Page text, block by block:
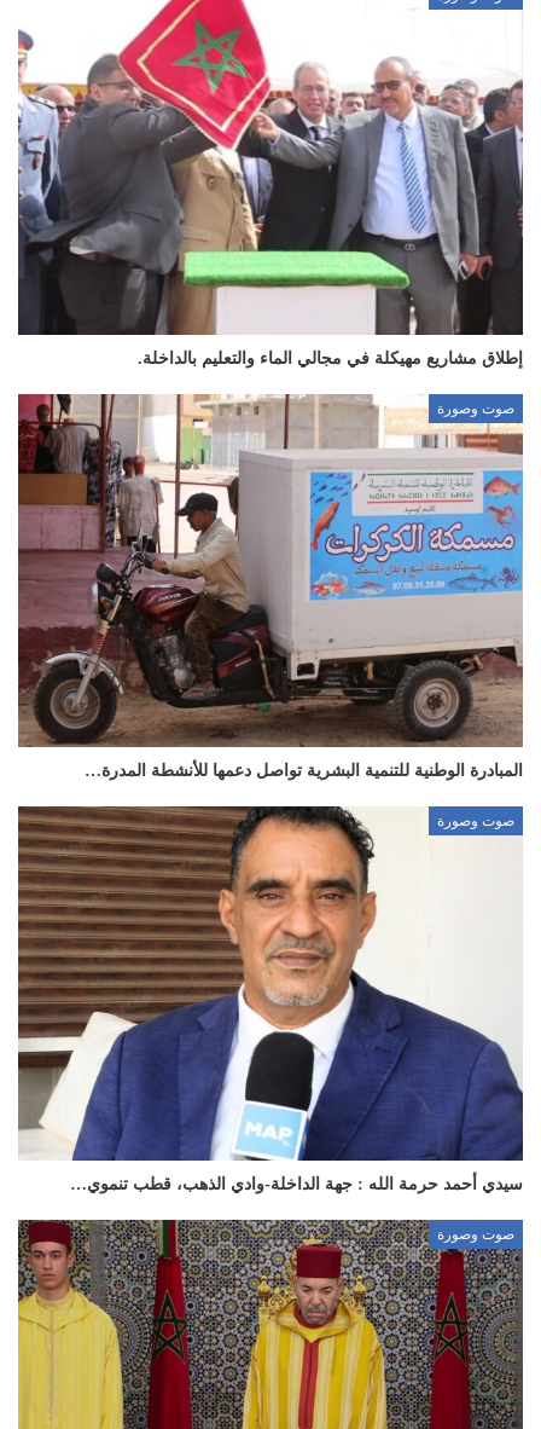
إطلاق مشاريع مهيكلة في مجالي الماء والتعليم بالداخلة.
صوت وصورة
المبادرة الوطنية للتنمية البشرية تواصل دعمها للأنشطة المدرة…
صوت وصورة
سيدي أحمد حرمة الله : جهة الداخلة-وادي الذهب، قطب تنموي…
صوت وصورة